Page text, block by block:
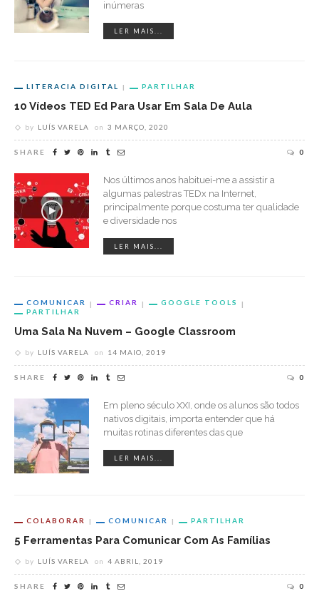
inúmeras
LER MAIS...
LITERACIA DIGITAL PARTILHAR
10 Vídeos TED Ed Para Usar Em Sala De Aula
by LUÍS VARELA on 3 MARÇO, 2020
SHARE 0
Nos últimos anos habituei-me a assistir a
algumas palestras TEDx na Internet,
principalmente porque costuma ter qualidade
e diversidade nos
LER MAIS...
COMUNICAR CRIAR
GOOGLE TOOLS
PARTILHAR
Uma Sala Na Nuvem – Google Classroom
by LUÍS VARELA on 14 MAIO, 2019
SHARE 0
Em pleno século XXI, onde os alunos são todos
nativos digitais, importa entender que há
muitas rotinas diferentes das que
LER MAIS...
COLABORAR COMUNICAR PARTILHAR
5 Ferramentas Para Comunicar Com As Famílias
by LUÍS VARELA on 4 ABRIL, 2019
SHARE 0